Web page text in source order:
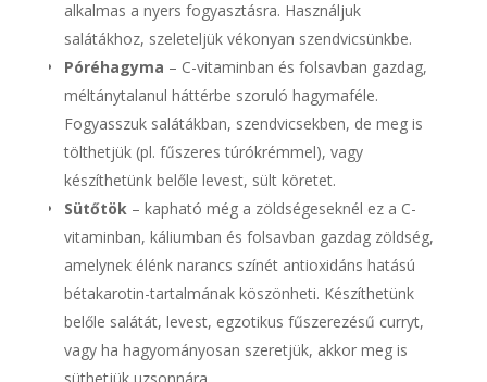
alkalmas a nyers fogyasztásra. Használjuk
salátákhoz, szeleteljük vékonyan szendvicsünkbe.
Póréhagyma – C-vitaminban és folsavban gazdag,
méltánytalanul háttérbe szoruló hagymaféle.
Fogyasszuk salátákban, szendvicsekben, de meg is
tölthetjük (pl. fűszeres túrókrémmel), vagy
készíthetünk belőle levest, sült köretet.
Sütőtök – kapható még a zöldségeseknél ez a C-
vitaminban, káliumban és folsavban gazdag zöldség,
amelynek élénk narancs színét antioxidáns hatású
bétakarotin-tartalmának köszönheti. Készíthetünk
belőle salátát, levest, egzotikus fűszerezésű curryt,
vagy ha hagyományosan szeretjük, akkor meg is
süthetjük uzsonnára.